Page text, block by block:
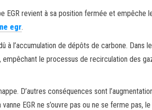
EGR revient à sa position fermée et empêche
egr.
à l’accumulation de dépôts de carbone. Dans
le processus de recirculation des
D’autres conséquences sont
EGR ne s’ouvre pas ou ne se ferme pas,